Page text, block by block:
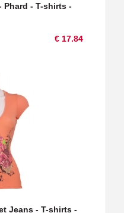
Phard - T-shirts -
€ 17.84
Jeans - T-shirts -